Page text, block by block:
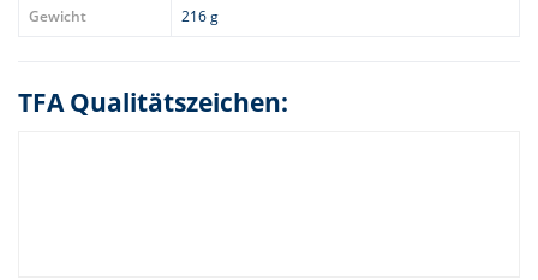
Gewicht
216 g
TFA Qualitätszeichen: